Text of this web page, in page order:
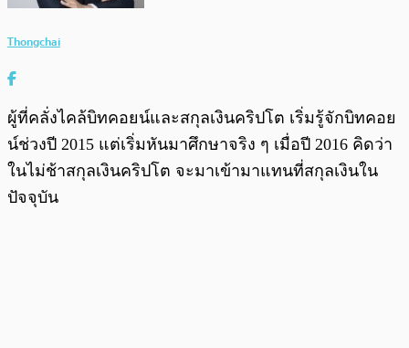
Thongchai
ผู้ที่คลั่งไคล้บิทคอยน์และสกุลเงินคริปโต เริ่มรู้จักบิทคอย
น์ช่วงปี 2015 แต่เริ่มหันมาศึกษาจริง ๆ เมื่อปี 2016 คิดว่า
ในไม่ช้าสกุลเงินคริปโต จะมาเข้ามาแทนที่สกุลเงินใน
ปัจจุบัน